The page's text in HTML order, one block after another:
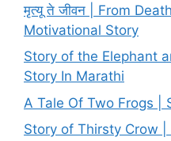
मृत्यू ते जीवन | From
Motivational Story
Story of the Elephant
Story In Marathi
A Tale Of Two Frogs |
Story of Thirsty Crow